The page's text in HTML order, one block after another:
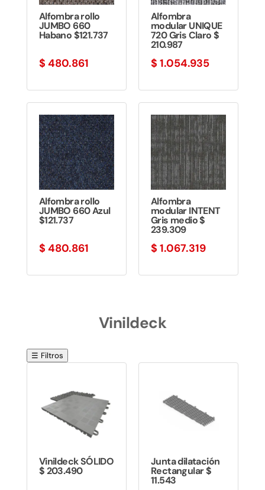
Alfombra rollo
JUMBO 660
Habano $121.737
$ 480.861
Alfombra
modular UNIQUE
720 Gris Claro $
210.987
$ 1.054.935
Alfombra rollo
JUMBO 660 Azul
$121.737
$ 480.861
Alfombra
modular INTENT
Gris medio $
239.309
$ 1.067.319
Vinildeck
☰ Filtros
Vinildeck SÓLIDO
$ 203.490
Junta dilatación
Rectangular $
11.543